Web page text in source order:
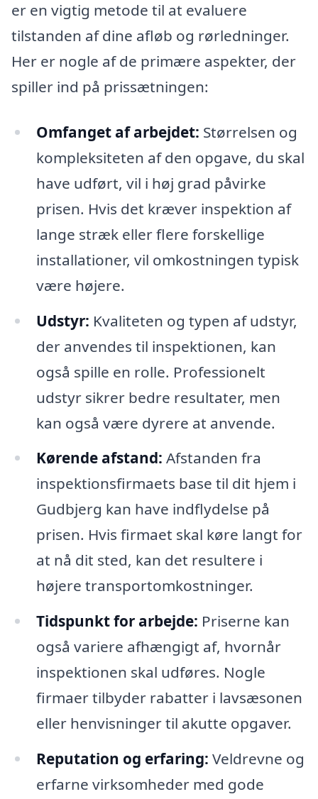
er en vigtig metode til at evaluere
tilstanden af dine afløb og rørledninger.
Her er nogle af de primære aspekter, der
spiller ind på prissætningen:
Omfanget af arbejdet: Størrelsen og
kompleksiteten af den opgave, du skal
have udført, vil i høj grad påvirke
prisen. Hvis det kræver inspektion af
lange stræk eller flere forskellige
installationer, vil omkostningen typisk
være højere.
Udstyr: Kvaliteten og typen af udstyr,
der anvendes til inspektionen, kan
også spille en rolle. Professionelt
udstyr sikrer bedre resultater, men
kan også være dyrere at anvende.
Kørende afstand: Afstanden fra
inspektionsfirmaets base til dit hjem i
Gudbjerg kan have indflydelse på
prisen. Hvis firmaet skal køre langt for
at nå dit sted, kan det resultere i
højere transportomkostninger.
Tidspunkt for arbejde: Priserne kan
også variere afhængigt af, hvornår
inspektionen skal udføres. Nogle
firmaer tilbyder rabatter i lavsæsonen
eller henvisninger til akutte opgaver.
Reputation og erfaring: Veldrevne og
erfarne virksomheder med gode